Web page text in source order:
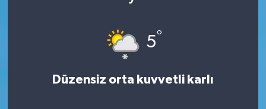
5°
Düzensiz orta kuvvetli karlı